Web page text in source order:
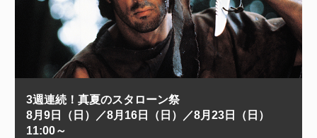
3週連続！真夏のスタローン祭
8月9日（日）／8月16日（日）／8月23日（日）
11:00～